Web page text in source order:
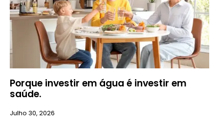
Porque investir em água é investir em
saúde.
Julho 30, 2026